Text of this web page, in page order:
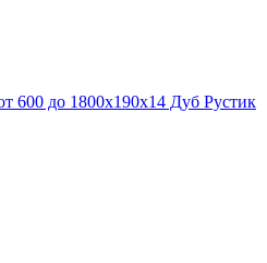
600 до 1800х190х14 Дуб Рустик